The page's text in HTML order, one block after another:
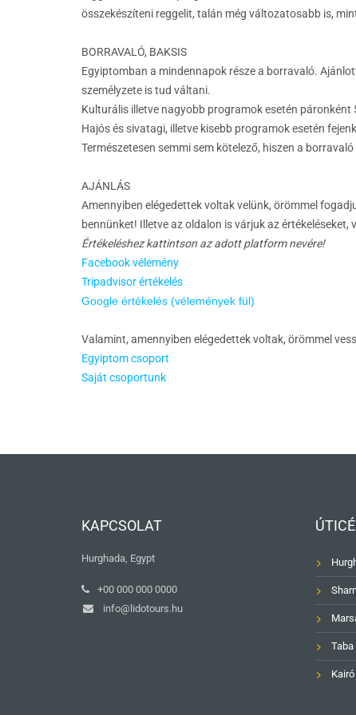
összekészíteni reggelit, talán még változatosabb is,
BORRAVALÓ, BAKSIS
Egyiptomban a mindennapok része a borravaló.
személyzete is tud váltani.
Kulturális illetve nagyobb programok esetén
Hajós és sivatagi, illetve kisebb programok esetén
Természetesen semmi sem kötelező, hiszen a
AJÁNLÁS
Amennyiben elégedettek voltak velünk, örömmel
bennünket! Illetve az oldalon is várjuk az értékeléseket,
Értékeléshez kattintson az adott platform nevére!
Facebook vélemény
Tripadvisor értékelés
Google értékelés (vélemények fül)
Valamint, amennyiben elégedettek voltak, örömmel
Egyiptom csoport
Saját csoportunk
KAPCSOLAT
Hurghada, Egypt
+00 000 000 0000
info@lidotours.hu
Taba
Kairó